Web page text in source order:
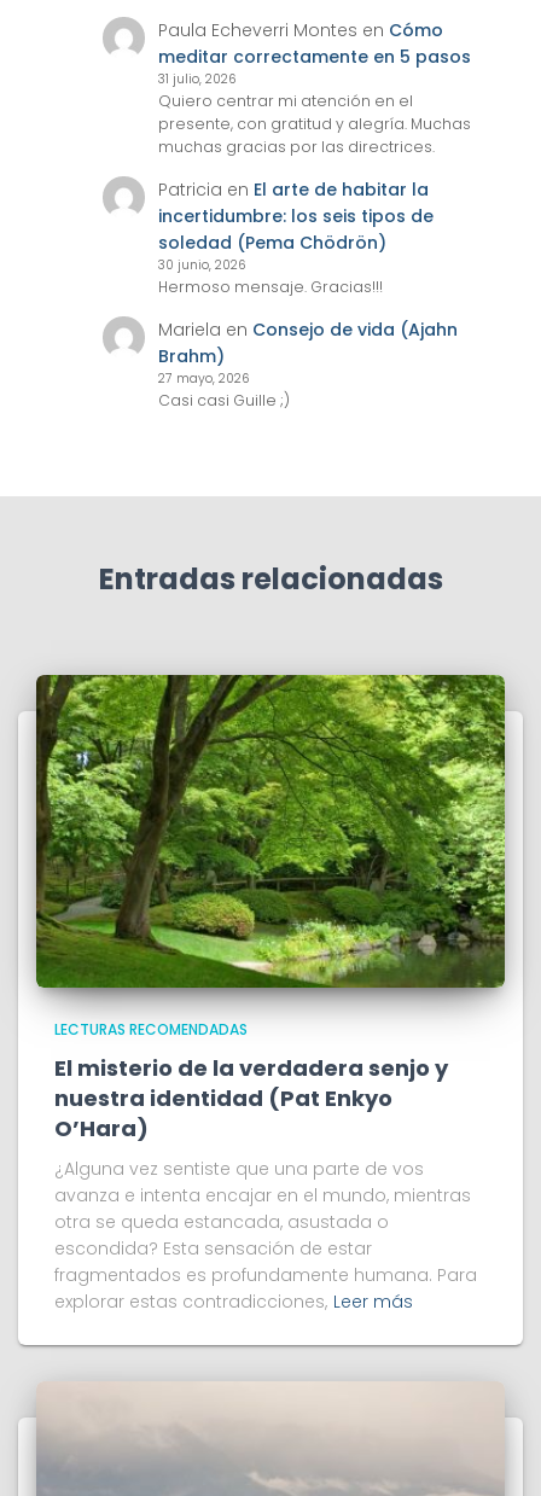
Paula Echeverri Montes en Cómo
meditar correctamente en 5 pasos
31 julio, 2026
Quiero centrar mi atención en el
presente, con gratitud y alegría. Muchas
muchas gracias por las directrices.
Patricia en El arte de habitar la
incertidumbre: los seis tipos de
soledad (Pema Chödrön)
30 junio, 2026
Hermoso mensaje. Gracias!!!
Mariela en Consejo de vida (Ajahn
Brahm)
27 mayo, 2026
Casi casi Guille ;)
Entradas relacionadas
LECTURAS RECOMENDADAS
El misterio de la verdadera senjo y
nuestra identidad (Pat Enkyo
O’Hara)
¿Alguna vez sentiste que una parte de vos
avanza e intenta encajar en el mundo, mientras
otra se queda estancada, asustada o
escondida? Esta sensación de estar
fragmentados es profundamente humana. Para
explorar estas contradicciones, Leer más